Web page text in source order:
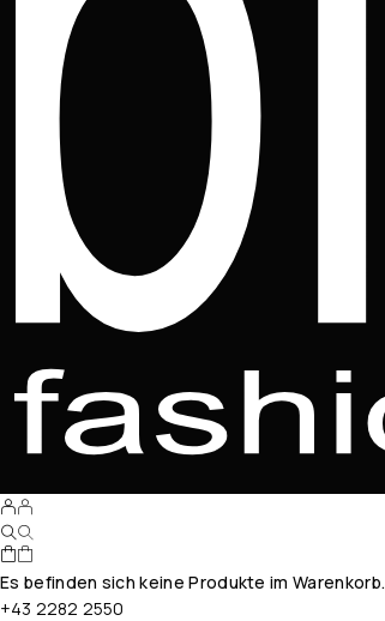
Es befinden sich keine Produkte im Warenkorb.
+43 2282 2550